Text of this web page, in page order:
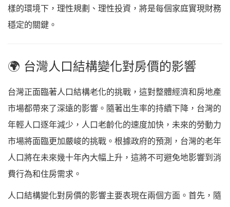
樣的環境下，理性規劃、理性投資，將是每個家庭實現財務
穩定的關鍵。
🌍 台灣人口結構變化對房價的影響
台灣正面臨著人口結構老化的挑戰，這對整體經濟和房地產
市場都帶來了深遠的影響。隨著出生率的持續下降，台灣的
年輕人口逐年減少，人口老齡化的速度加快，未來的勞動力
市場將面臨更加嚴峻的挑戰。根據政府的預測，台灣的老年
人口將在未來幾十年內大幅上升，這將不可避免地影響到消
費行為和住房需求。
人口結構變化對房價的影響主要表現在兩個方面。首先，隨